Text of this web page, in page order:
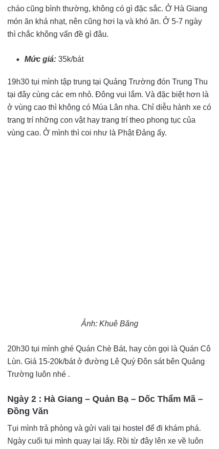
cháo cũng bình thường, không có gì đặc sắc. Ở Hà Giang
món ăn khá nhạt, nên cũng hơi lạ và khó ăn. Ở 5-7 ngày
thì chắc không vấn đề gì đâu.
Mức giá: 35k/bát
19h30 tụi mình tập trung tại Quảng Trường đón Trung Thu
tại đây cùng các em nhỏ. Đông vui lắm. Và đặc biệt hơn là
ở vùng cao thì không có Múa Lân nha. Chỉ diễu hành xe có
trang trí những con vật hay trang trí theo phong tục của
vùng cao. Ở mình thì coi như là Phật Đảng ấy.
Ảnh: Khuê Băng
20h30 tụi mình ghé Quán Chè Bát, hay còn gọi là Quán Cô
Lùn. Giá 15-20k/bát ở đường Lê Quý Đôn sát bên Quảng
Trường luôn nhé .
Ngày 2 : Hà Giang – Quản Bạ – Dốc Thẩm Mã –
Đồng Văn
Tụi mình trả phòng và gửi vali tại hostel để đi khám phá.
Ngày cuối tụi mình quay lại lấy. Rồi từ đây lên xe về luôn